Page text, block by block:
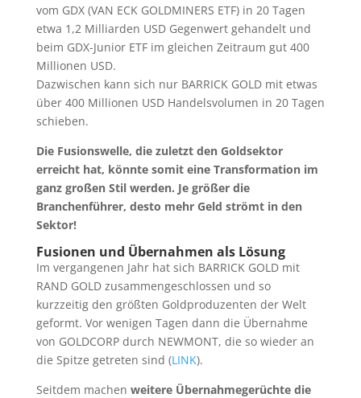
vom GDX (VAN ECK GOLDMINERS ETF) in 20 Tagen
etwa 1,2 Milliarden USD Gegenwert gehandelt und
beim GDX-Junior ETF im gleichen Zeitraum gut 400
Millionen USD.
Dazwischen kann sich nur BARRICK GOLD mit etwas
über 400 Millionen USD Handelsvolumen in 20 Tagen
schieben.
Die Fusionswelle, die zuletzt den Goldsektor
erreicht hat, könnte somit eine Transformation im
ganz großen Stil werden. Je größer die
Branchenführer, desto mehr Geld strömt in den
Sektor!
Fusionen und Übernahmen als Lösung
Im vergangenen Jahr hat sich BARRICK GOLD mit
RAND GOLD zusammengeschlossen und so
kurzzeitig den größten Goldproduzenten der Welt
geformt. Vor wenigen Tagen dann die Übernahme
von GOLDCORP durch NEWMONT, die so wieder an
die Spitze getreten sind (LINK).
Seitdem machen weitere Übernahmegerüchte die